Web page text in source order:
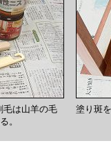
は山羊の毛
。
塗り斑